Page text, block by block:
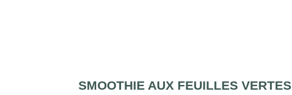
SMOOTHIE AUX FEUILLES VERTES